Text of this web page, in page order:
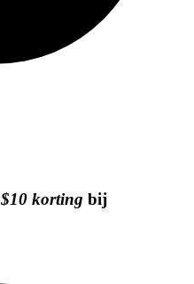
$10 korting bij